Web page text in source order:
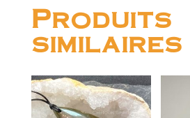
Produits
similaires